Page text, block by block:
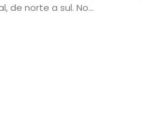
de norte a sul. No...